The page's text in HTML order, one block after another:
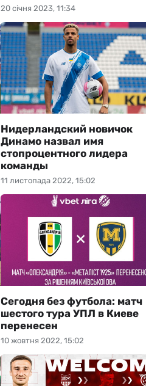
20 січня 2023, 11:34
11 листопада 2022, 15:02
Нидерландский новичок
Динамо назвал имя
стопроцентного лидера
команды
10 жовтня 2022, 15:02
Сегодня без футбола: матч
шестого тура УПЛ в Киеве
перенесен